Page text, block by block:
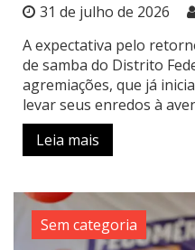
31 de julho de 2026
A expectativa pelo
de samba do Distrito
agremiações, que já
levar seus enredos à
Leia mais
Sem categoria